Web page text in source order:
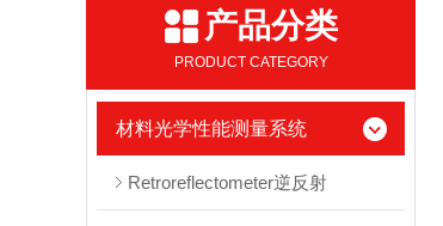
产品分类
PRODUCT CATEGORY
材料光学性能测量系统
Retroreflectometer逆反射